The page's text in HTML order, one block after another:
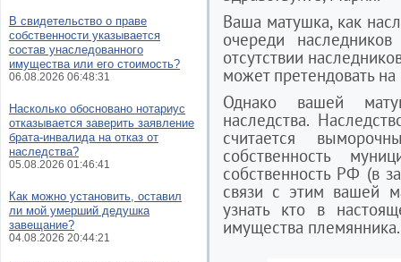
Ваша матушка, как
очереди
отсутствии
может претендовать на
Однако вашей
наследства.
считается
собственность
собственность РФ (в
связи с этим вашей
узнать кто в
имущества племянника.
В свидетельство о праве
собственности указывается
состав унаследованного
имущества или его стоимость?
06.08.2026 06:48:31
Насколько обосновано нотариус
отказывается заверить заявление
брата-инвалида на отказ от
наследства?
05.08.2026 01:46:41
Как можно установить, оставил
ли мой умерший дедушка
завещание?
04.08.2026 20:44:21